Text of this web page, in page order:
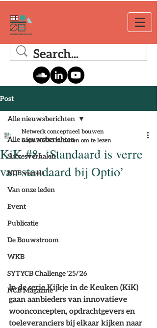
Post
Alle nieuwsberichten
Succesverhalen
NCB vertelt
Van onze leden
Event
Publicatie
De Bouwstroom
WKB
SYTYCB Challenge '25/'26
NCB Magazine
Alle nieuwsberichten
KiK #8: ‘Standaard is verre
van standaard bij Optio’
Netwerk conceptueel bouwen
6 apr 2023 5 minuten om te lezen
In de serie Kijkje in de Keuken (KiK)
gaan aanbieders van innovatieve
woonconcepten, opdrachtgevers en
toeleveranciers bij elkaar kijken naar